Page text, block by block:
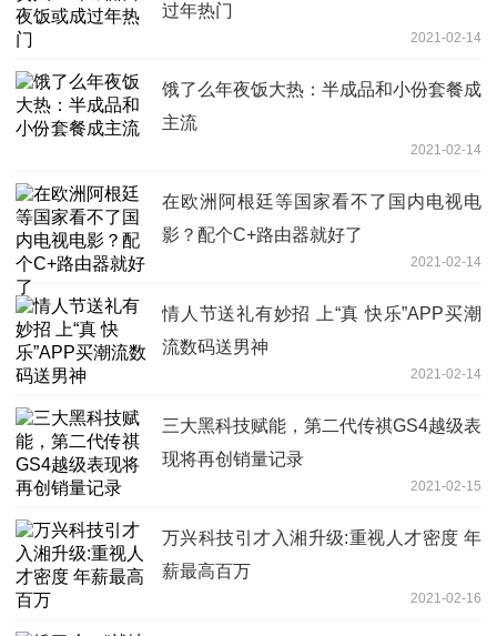
过年热门
2021-02-14
饿了么年夜饭大热：半成品和小份套餐成
主流
2021-02-14
在欧洲阿根廷等国家看不了国内电视电
影？配个C+路由器就好了
2021-02-14
情人节送礼有妙招 上“真 快乐”APP买潮
流数码送男神
2021-02-14
三大黑科技赋能，第二代传祺GS4越级表
现将再创销量记录
2021-02-15
万兴科技引才入湘升级:重视人才密度 年
薪最高百万
2021-02-16